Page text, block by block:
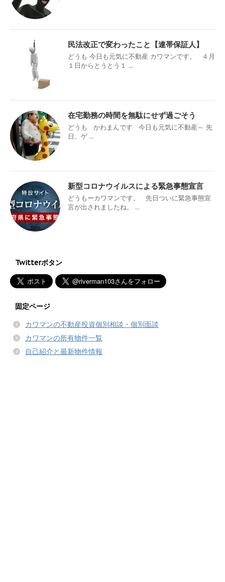
民法改正で変わったこと【連帯保証人】
どうも 今日も元気に不動産 カワマンです。 ４月
１日からとうとう１ ...
在宅勤務の時間を無駄にせず過ごそう
どうも かわまんです 今日も元気に不動産～ 先
日、ゲ ...
新型コロナウイルスによる緊急事態宣言
どうもーカワマンです。 先日ついに緊急事態宣
言が出されましたね。 ...
Twitterボタン
固定ページ
カワマンの不動産投資個別相談・個別面談
カワマンの所有物件一覧
自己紹介と最新物件情報